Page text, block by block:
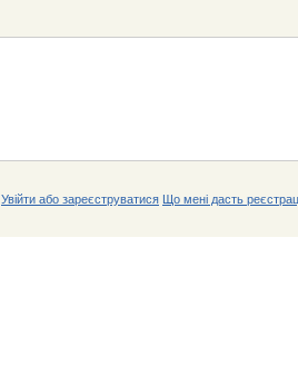
Увійти або зареєструватися Що мені дасть